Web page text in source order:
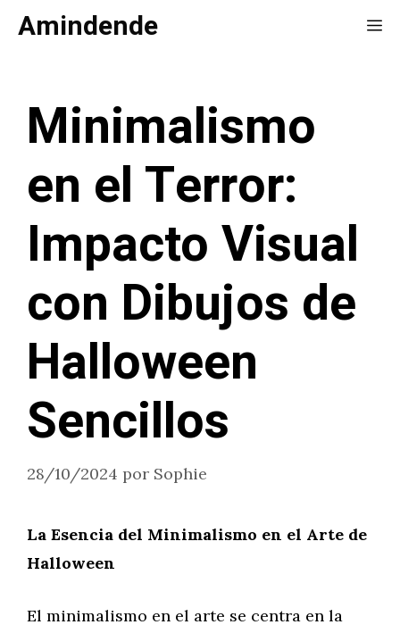
SaltarAmindende
Minimalismo
en el Terror:
Impacto Visual
con Dibujos de
Halloween
Sencillos
28/10/2024 por Sophie
La Esencia del Minimalismo en el Arte de
Halloween
El minimalismo en el arte se centra en la